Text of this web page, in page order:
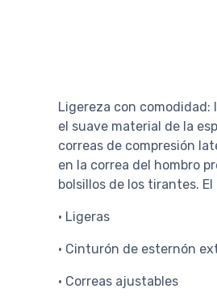
Ligereza con
el suave material de la
correas de compresión
en la correa del hombro
bolsillos de los tirantes.
• Ligeras
• Cinturón de esternón
• Correas ajustables